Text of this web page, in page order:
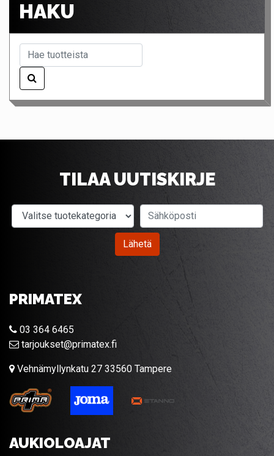
HAKU
TILAA UUTISKIRJE
Valitse tuotekategoria
Lähetä
PRIMATEX
03 364 6465
tarjoukset@primatex.fi
Vehnämyllynkatu 27 33560 Tampere
AUKIOLOAJAT